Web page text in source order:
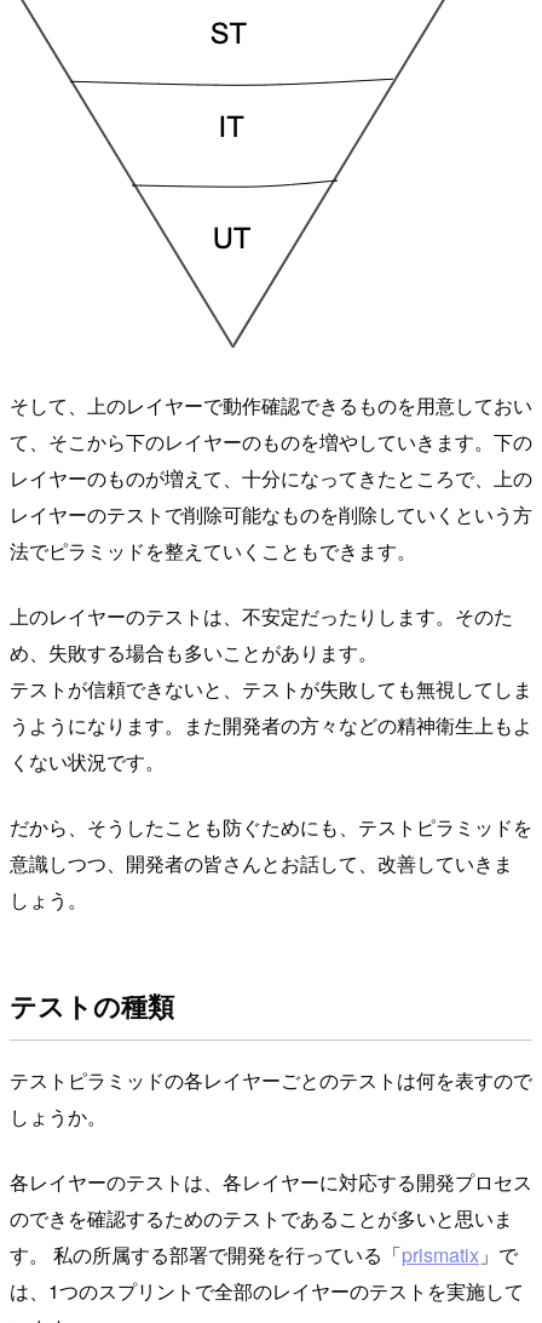
そして、上のレイヤーで動作確認できるものを用意しておい
て、そこから下のレイヤーのものを増やしていきます。下の
レイヤーのものが増えて、十分になってきたところで、上の
レイヤーのテストで削除可能なものを削除していくという方
法でピラミッドを整えていくこともできます。
上のレイヤーのテストは、不安定だったりします。そのた
め、失敗する場合も多いことがあります。
テストが信頼できないと、テストが失敗しても無視してしま
うようになります。また開発者の方々などの精神衛生上もよ
くない状況です。
だから、そうしたことも防ぐためにも、テストピラミッドを
意識しつつ、開発者の皆さんとお話して、改善していきま
しょう。
テストの種類
テストピラミッドの各レイヤーごとのテストは何を表すので
しょうか。
各レイヤーのテストは、各レイヤーに対応する開発プロセス
のできを確認するためのテストであることが多いと思いま
す。 私の所属する部署で開発を行っている「prismatix 」で
は、1つのスプリントで全部のレイヤーのテストを実施して